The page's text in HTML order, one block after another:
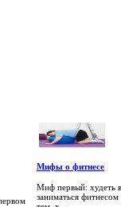
Мифы о фитнесе
Миф первый: худеть
заниматься